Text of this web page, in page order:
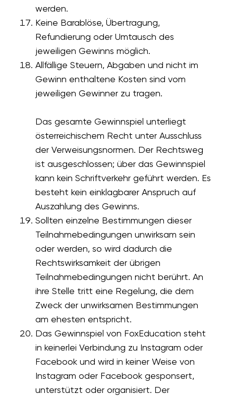
werden.
Keine Barablöse, Übertragung,
Refundierung oder Umtausch des
jeweiligen Gewinns möglich.
Allfällige Steuern, Abgaben und nicht im
Gewinn enthaltene Kosten sind vom
jeweiligen Gewinner zu tragen.
Das gesamte Gewinnspiel unterliegt
österreichischem Recht unter Ausschluss
der Verweisungsnormen. Der Rechtsweg
ist ausgeschlossen; über das Gewinnspiel
kann kein Schriftverkehr geführt werden. Es
besteht kein einklagbarer Anspruch auf
Auszahlung des Gewinns.
Sollten einzelne Bestimmungen dieser
Teilnahmebedingungen unwirksam sein
oder werden, so wird dadurch die
Rechtswirksamkeit der übrigen
Teilnahmebedingungen nicht berührt. An
ihre Stelle tritt eine Regelung, die dem
Zweck der unwirksamen Bestimmungen
am ehesten entspricht.
Das Gewinnspiel von FoxEducation steht
in keinerlei Verbindung zu Instagram oder
Facebook und wird in keiner Weise von
Instagram oder Facebook gesponsert,
unterstützt oder organisiert. Der